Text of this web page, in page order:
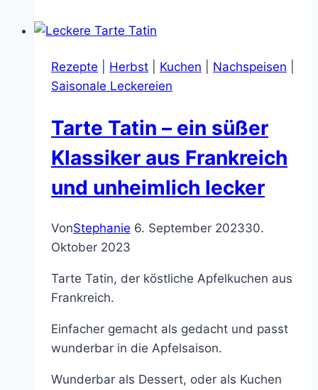
hübscher
–
schön
für
Rezepte Herbst Kuchen Nachspeisen
Saisonale Leckereien
Tarte Tatin – ein süßer
Klassiker aus Frankreich
und unheimlich lecker
VonStephanie 6. September 202330.
Oktober 2023
Tarte Tatin, der köstliche Apfelkuchen aus
Frankreich.
Einfacher gemacht als gedacht und passt
wunderbar in die Apfelsaison.
Wunderbar als Dessert, oder als Kuchen